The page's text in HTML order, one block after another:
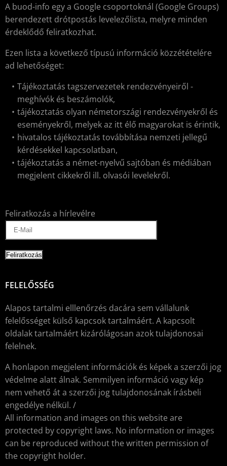
A buod-info egy a Google csoportoknál (Google Groups)
berendezett drótpostás levelezőlista, melyre minden
érdeklődő feliratkozhat.
Ezen lista a következő típusú információ közzétételére
ad lehetőséget:
Tájékoztatás tagszervezetek rendezvényeiről -
meghívók és beszámolók,
tájékoztatás olyan németországi rendezvényekről és
eseményekről, melyek az itt élő magyarokat is érintik,
hivatalos tájékoztatás továbbítása nemzeti jellegű
kérdésekkel kapcsolatban,
tájékoztatás a német-nyelvű sajtóban és médiában
megjelent cikkekről ill. olvasói levelekről.
Feliratkozás a hírlevélre
FELELŐSSÉG
Alapos tartalmi elllenőrzés dacára sem vállalunk
felelősséget külső kapcsok tartalmáért. A kapcsolt
oldalak tartalmáért kizárólágosan azok tulajdonosai
felelnek.
A honlapon megjelent információk és képek a szerzői jog
védelme alatt álnak. Semmilyen információ vagy kép
nem vehető át a szerzői jog tulajdonosának írásbeli
engedélye nélkül. /
All information and images on this website are
protected by copyright laws. No information or images
can be reproduced without the written permission of
the copyright holder.